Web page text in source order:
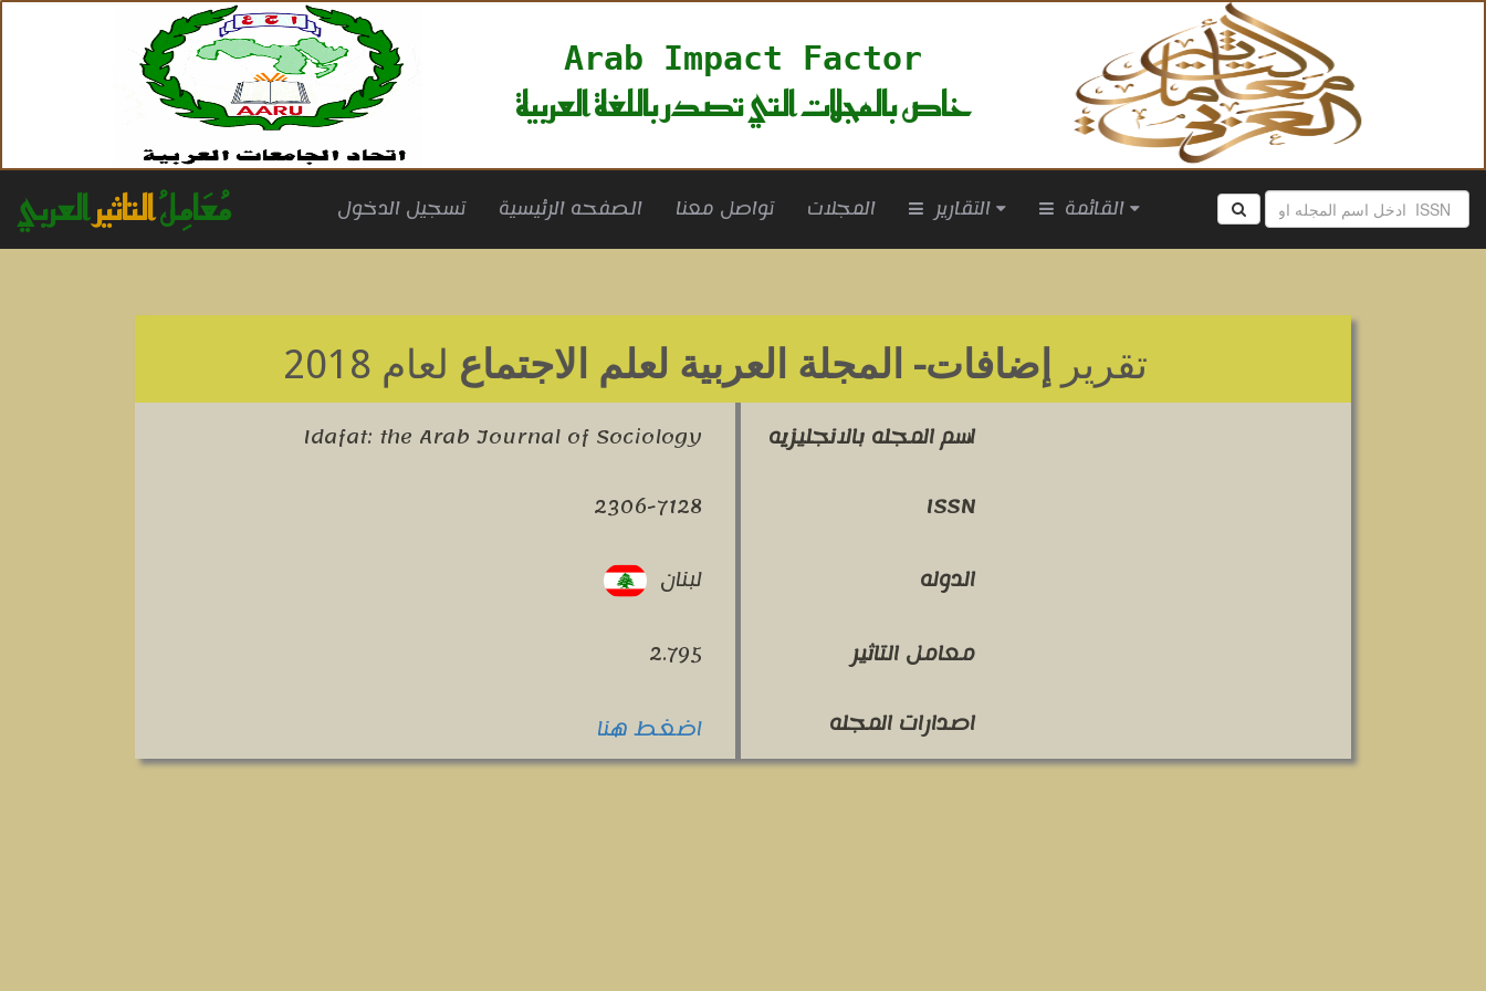
Arab Impact Factor
خاص بالمجلات التي تصدر باللغة العربية
مُعَامِلُالتاثيرالعربي تسجيل الدخول الصفحه الرئيسية تواصل معنا المجلات التقارير القائمة
تقرير إضافات- المجلة العربية لعلم الاجتماع لعام 2018
اسم المجله بالانجليزيه
Idafat: the Arab Journal of Sociology
ISSN
2306-7128
الدوله
لبنان
معامل التاثير
2.795
اصدارات المجله
اضغط هنا